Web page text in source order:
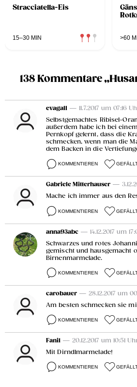
Stracciatella-Eis
15–30 MIN >60
138 Kommentare
evagall — 11.7.2017 um 07:16
Selbstgemachtes Ribisel-
außerdem habe ich bei
Pernkopf gelernt, dass die
schmecken, wenn man die
dem Backen in die
KOMMENTIEREN
Gabriele Mitterhauser —
Mache ich immer aus den
KOMMENTIEREN
anna93abc — 14.12.2017 um
Schwarzes und rotes
gemischt und hausgemacht
Birnenmarmelade.
KOMMENTIEREN
carobauer — 28.12.2017 um
Am besten schmecken sie
KOMMENTIEREN
Fani1 — 20.12.2017 um 10:51
Mit Dirndlmarmelade!
KOMMENTIEREN